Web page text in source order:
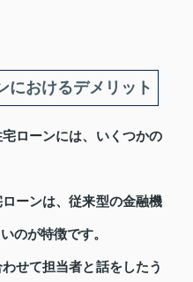
におけるデメリット
ローンには、いくつかの
ーンは、従来型の金融機
のが特徴です。
せて担当者と話をしたう